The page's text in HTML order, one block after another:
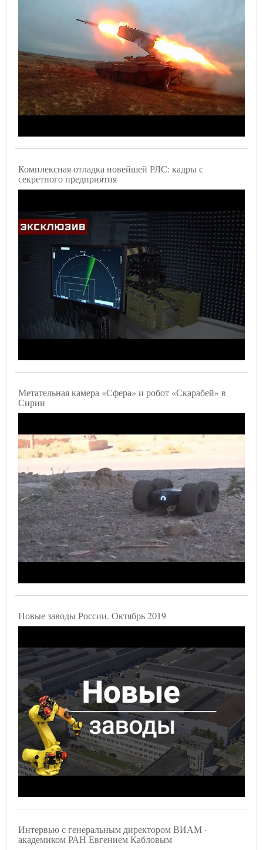
Комплексная отладка новейшей РЛС: кадры с
секретного предприятия
Метательная камера «Сфера» и робот «Скарабей» в
Сирии
Новые заводы России. Октябрь 2019
Интервью с генеральным директором ВИАМ -
академиком РАН Евгением Кабловым